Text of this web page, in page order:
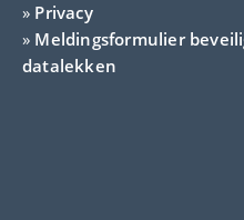
» Privacy
» Meldingsformulier
datalekken